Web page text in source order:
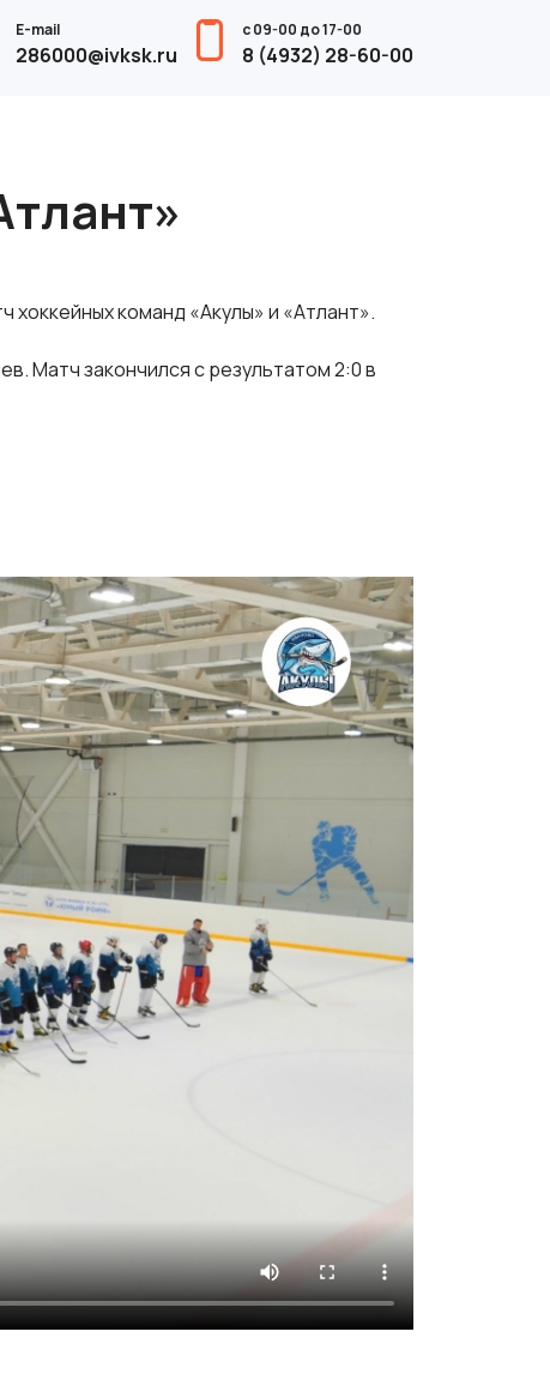
E-mail
286000@ivksk.ru
с 09-00 до 17-00
8 (4932) 28-60-00
команд «Акулы» и «Атлант».
Матч закончился с результатом 2:0 в